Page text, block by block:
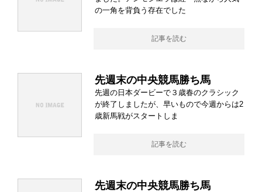
の一角を背負う存在でした
記事を読む
先週末の中央競馬勝ち馬
先週の日本ダービーで３歳春のクラシック
が終了しましたが、早いもので今週からは2
歳新馬戦がスタートしま
記事を読む
先週末の中央競馬勝ち馬